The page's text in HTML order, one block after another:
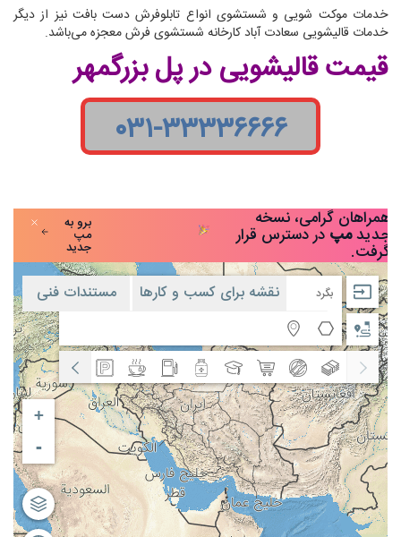
خدمات موکت شویی و شستشوی انواع تابلوفرش دست بافت نیز از دیگر
خدمات قالیشویی سعادت آباد کارخانه شستشوی فرش معجزه می‌باشد.
قیمت قالیشویی در پل بزرگمهر
۰۳۱-۳۳۳۳۶۶۶۶